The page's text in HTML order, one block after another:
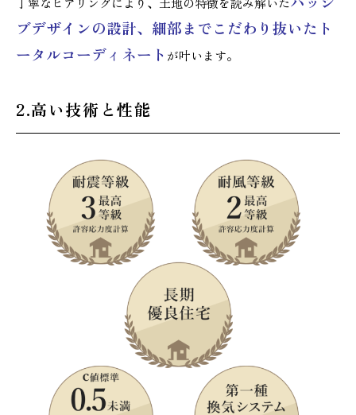
ブデザインの設計、細部までこだわり抜いたト
ータルコーディネート が叶います。
2.高い技術と性能